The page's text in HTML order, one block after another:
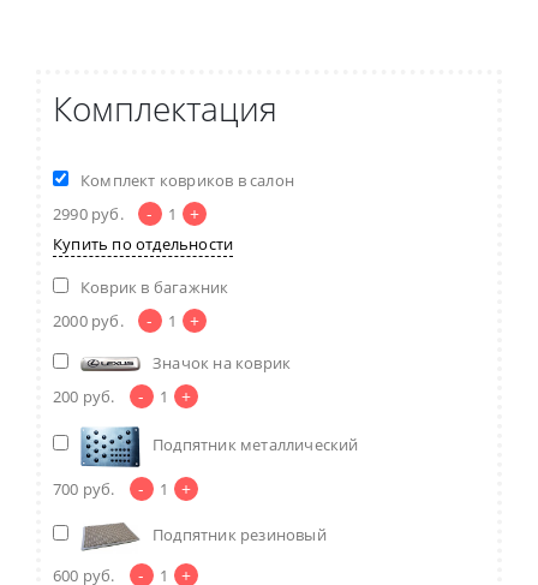
Комплектация
Комплект ковриков в салон
2990 руб. - 1 +
Купить по отдельности
Коврик в багажник
2000 руб. - 1 +
Значок на коврик
200 руб. - 1 +
Подпятник металлический
700 руб. - 1 +
Подпятник резиновый
600 руб. - 1 +